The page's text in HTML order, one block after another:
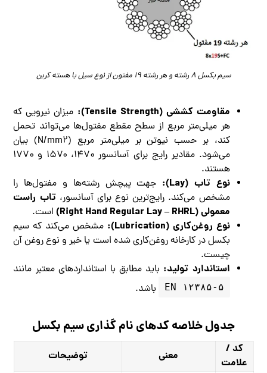
سیم بکسل ۸ رشته و هر رشته ۱۹ مفتون از نوع سیل با هسته کربن
مقاومت کششی (Tensile Strength):
میزان نیرویی که
هر میلی‌متر مربع از سطح مقطع مفتول‌ها می‌تواند تحمل
کند، بر حسب نیوتن بر میلی‌متر مربع (N/mm۲) بیان
می‌شود. مقادیر رایج برای آسانسور ۱۴۷۰، ۱۵۷۰ و ۱۷۷۰
هستند.
نوع تاب (Lay):
جهت پیچش رشته‌ها و مفتول‌ها را
مشخص می‌کند. رایج‌ترین نوع برای آسانسور،تاب راست
معمولی (Right Hand Regular Lay – RHRL)
است.
نوع روغن‌کاری (Lubrication):
مشخص می‌کند که سیم
بکسل در کارخانه روغن‌کاری شده است یا خیر و نوع روغن آن
چیست.
استاندارد تولید: باید مطابق با استانداردهای معتبر مانند
EN ۱۲۳۸۵-۵ باشد.
جدول خلاصه کدهای نام گذاری سیم بکسل
کد /
علامت
معنی
توضیحات